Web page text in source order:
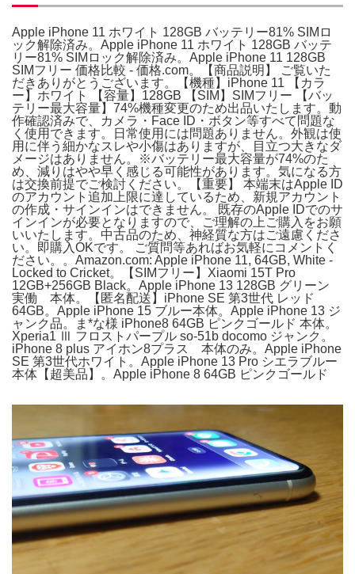
Apple iPhone 11 ホワイト 128GB バッテリー81% SIMロ
ック解除済み。Apple iPhone 11 ホワイト 128GB バッテ
リー81% SIMロック解除済み。Apple iPhone 11 128GB
SIMフリー 価格比較 - 価格.com。【商品説明】 ご覧いた
だきありがとうございます。【機種】iPhone 11 【カラ
ー】ホワイト 【容量】128GB 【SIM】SIMフリー 【バッ
テリー最大容量】74%機種変更のため出品いたします。動
作確認済みで、カメラ・Face ID・ボタン等すべて問題な
く使用できます。日常使用には問題ありません。外観は使
用に伴う細かなスレや小傷はありますが、目立つ大きなダ
メージはありません。※バッテリー最大容量が74%のた
め、減りはやや早く感じる可能性があります。気になる方
は交換前提でご検討ください。【重要】 本端末はApple ID
のアカウント追加上限に達しているため、新規アカウント
の作成・サインインはできません。 既存のApple IDでのサ
インインが必要となりますので、ご理解の上ご購入をお願
いいたします。中古品のため、神経質な方はご遠慮くださ
い。即購入OKです。 ご質問等あればお気軽にコメントく
ださい。。Amazon.com: Apple iPhone 11, 64GB, White -
Locked to Cricket。【SIMフリー】Xiaomi 15T Pro
12GB+256GB Black。Apple iPhone 13 128GB グリーン
実働 本体。【匿名配送】iPhone SE 第3世代 レッド
64GB。Apple iPhone 15 ブルー本体。Apple iPhone 13 ジ
ャンク品。ま*な様 iPhone8 64GB ピンクゴールド 本体。
Xperia1 Ⅲ フロストパープル so-51b docomo ジャンク。
iPhone 8 plus アイホン8プラス 本体のみ。Apple iPhone
SE 第3世代ホワイト。Apple iPhone 13 Pro シエラブルー
本体【超美品】。Apple iPhone 8 64GB ピンクゴールド